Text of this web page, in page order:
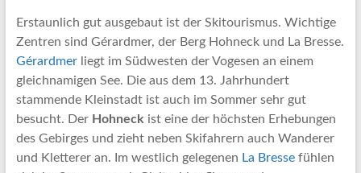
Erstaunlich gut ausgebaut ist der Skitourismus. Wichtige
Zentren sind Gérardmer, der Berg Hohneck und La Bresse.
Gérardmerliegt im Südwesten der Vogesen an einem
gleichnamigen See. Die aus dem 13. Jahrhundert
stammende Kleinstadt ist auch im Sommer sehr gut
besucht. Der Hohneck ist eine der höchsten Erhebungen
des Gebirges und zieht neben Skifahrern auch Wanderer
und Kletterer an. Im westlich gelegenen La Bressefühlen